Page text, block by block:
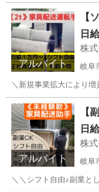
岐阜 岐阜市
アルバイト
【
日
株
岐阜
＼新規事業拡大により
岐阜 岐阜市 配
トラック運転手
アルバイト
【
日
株
岐阜
＼＼シフト自由♪副業と